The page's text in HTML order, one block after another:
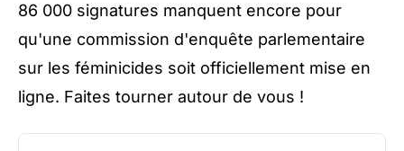
86 000 signatures manquent encore pour
qu'une commission d'enquête parlementaire
sur les féminicides soit officiellement mise en
ligne. Faites tourner autour de vous !